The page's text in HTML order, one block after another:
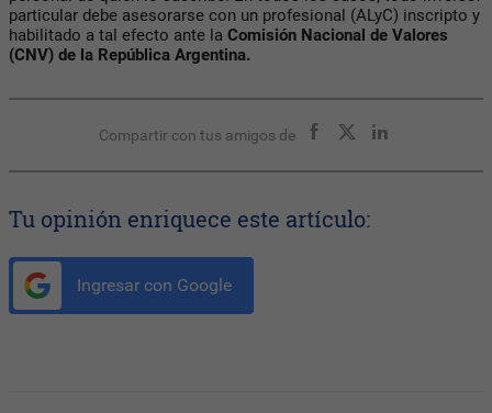
particular debe asesorarse con un profesional (ALyC) inscripto y
habilitado a tal efecto ante la Comisión Nacional de Valores
(CNV) de la República Argentina.
Compartir con tus amigos de
Tu opinión enriquece este artículo:
Ingresar con Google